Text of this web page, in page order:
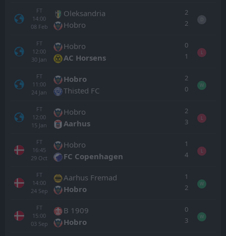
FT
14:00
08 Feb
Oleksandria
Hobro
2
2
D
FT
12:00
30 Jan
Hobro
AC Horsens
0
1
L
FT
11:00
24 Jan
Hobro
Thisted FC
2
0
W
FT
12:00
15 Jan
Hobro
Aarhus
2
3
L
FT
16:45
29 Oct
Hobro
FC Copenhagen
1
4
L
FT
14:00
24 Sep
Aarhus Fremad
Hobro
1
2
W
FT
15:00
03 Sep
B 1909
Hobro
0
3
W